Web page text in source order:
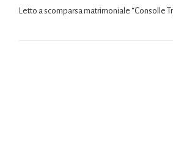
Letto a scomparsa matrimoniale “Consolle